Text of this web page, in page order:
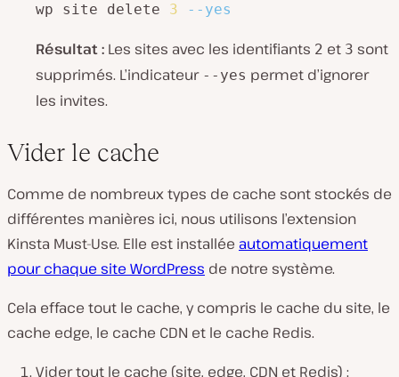
wp site delete 3 --yes
Résultat : Les sites avec les identifiants 2 et 3 sont
supprimés. L’indicateur --yes permet d’ignorer
les invites.
Vider le cache
Comme de nombreux types de cache sont stockés de
différentes manières ici, nous utilisons l’extension
Kinsta Must-Use. Elle est installée automatiquement
pour chaque site WordPress de notre système.
Cela efface tout le cache, y compris le cache du site, le
cache edge, le cache CDN et le cache Redis.
Vider tout le cache (site, edge, CDN et Redis) :